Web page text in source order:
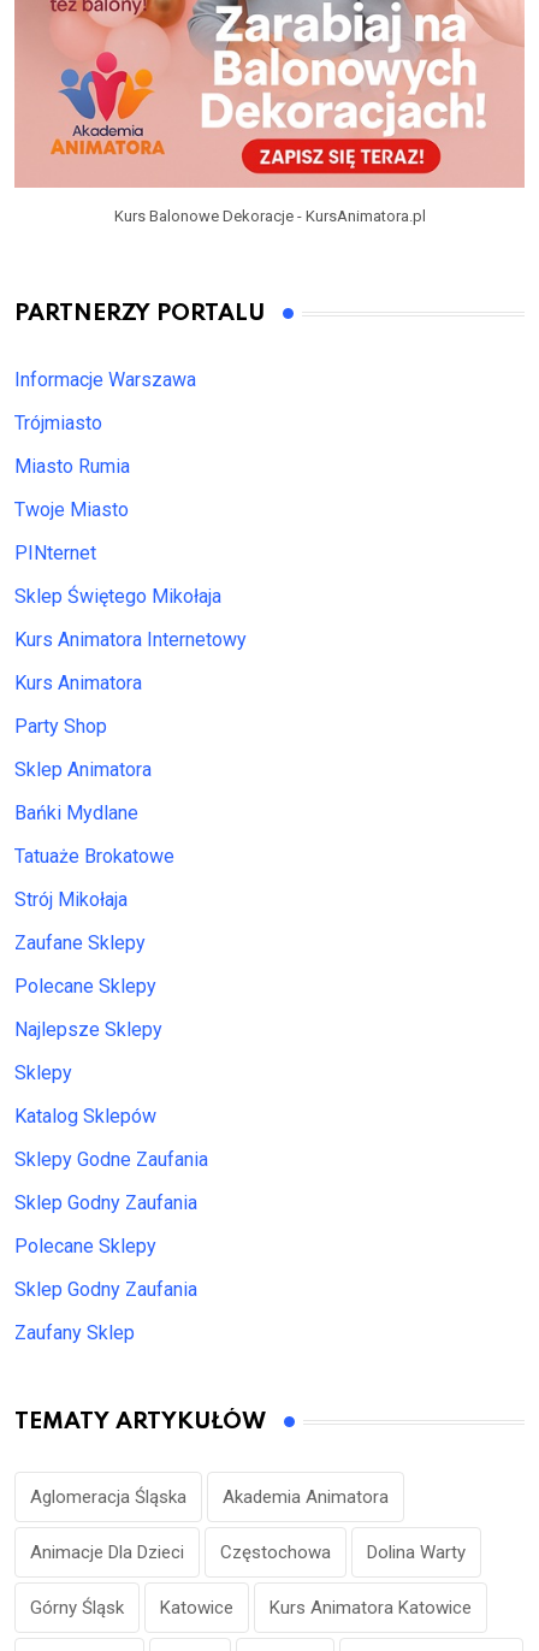
Kurs Balonowe Dekoracje - KursAnimatora.pl
PARTNERZY PORTALU
Informacje Warszawa
Trójmiasto
Miasto Rumia
Twoje Miasto
PINternet
Sklep Świętego Mikołaja
Kurs Animatora Internetowy
Kurs Animatora
Party Shop
Sklep Animatora
Bańki Mydlane
Tatuaże Brokatowe
Strój Mikołaja
Zaufane Sklepy
Polecane Sklepy
Najlepsze Sklepy
Sklepy
Katalog Sklepów
Sklepy Godne Zaufania
Sklep Godny Zaufania
Polecane Sklepy
Sklep Godny Zaufania
Zaufany Sklep
TEMATY ARTYKUŁÓW
Aglomeracja Śląska Akademia Animatora
Animacje Dla Dzieci Częstochowa Dolina Warty
Górny Śląsk Katowice Kurs Animatora Katowice